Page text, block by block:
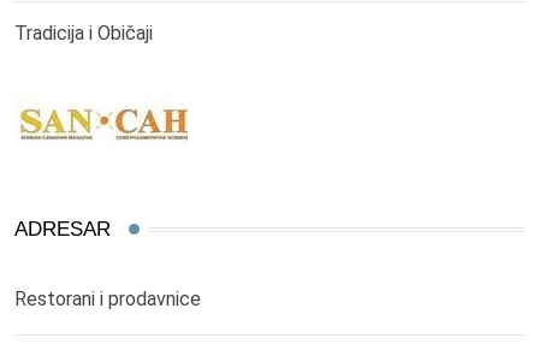
Tradicija i Običaji
ADRESAR
Restorani i prodavnice